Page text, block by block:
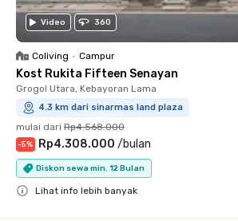
Video 360
Coliving • Campur
Kost Rukita Fifteen Senayan
Grogol Utara, Kebayoran Lama
4.3 km dari sinarmas land plaza
mulai dari Rp4.568.000
-5% Rp4.308.000 /bulan
Diskon sewa min. 12 Bulan
Lihat info lebih banyak